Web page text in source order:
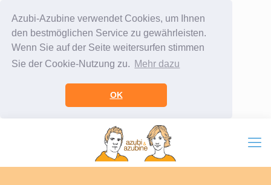
Azubi-Azubine verwendet Cookies, um Ihnen
den bestmöglichen Service zu gewährleisten.
Wenn Sie auf der Seite weitersurfen stimmen
Sie der Cookie-Nutzung zu. Mehr dazu
OK